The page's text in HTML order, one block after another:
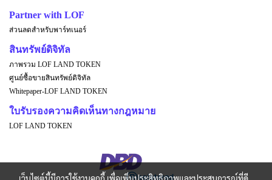
Partner with LOF
ส่วนลดสำหรับพาร์ทเนอร์
สินทรัพย์ดิจิทัล
ภาพรวม LOF LAND TOKEN
ศูนย์ซื้อขายสินทรัพย์ดิจิทัล
Whitepaper-LOF LAND TOKEN
ใบรับรองความคิดเห็นทางกฎหมาย
LOF LAND TOKEN